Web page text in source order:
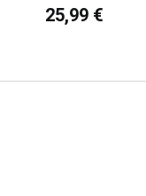
25,99 €